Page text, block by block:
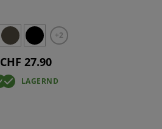
+2
CHF 27.90
LAGERND